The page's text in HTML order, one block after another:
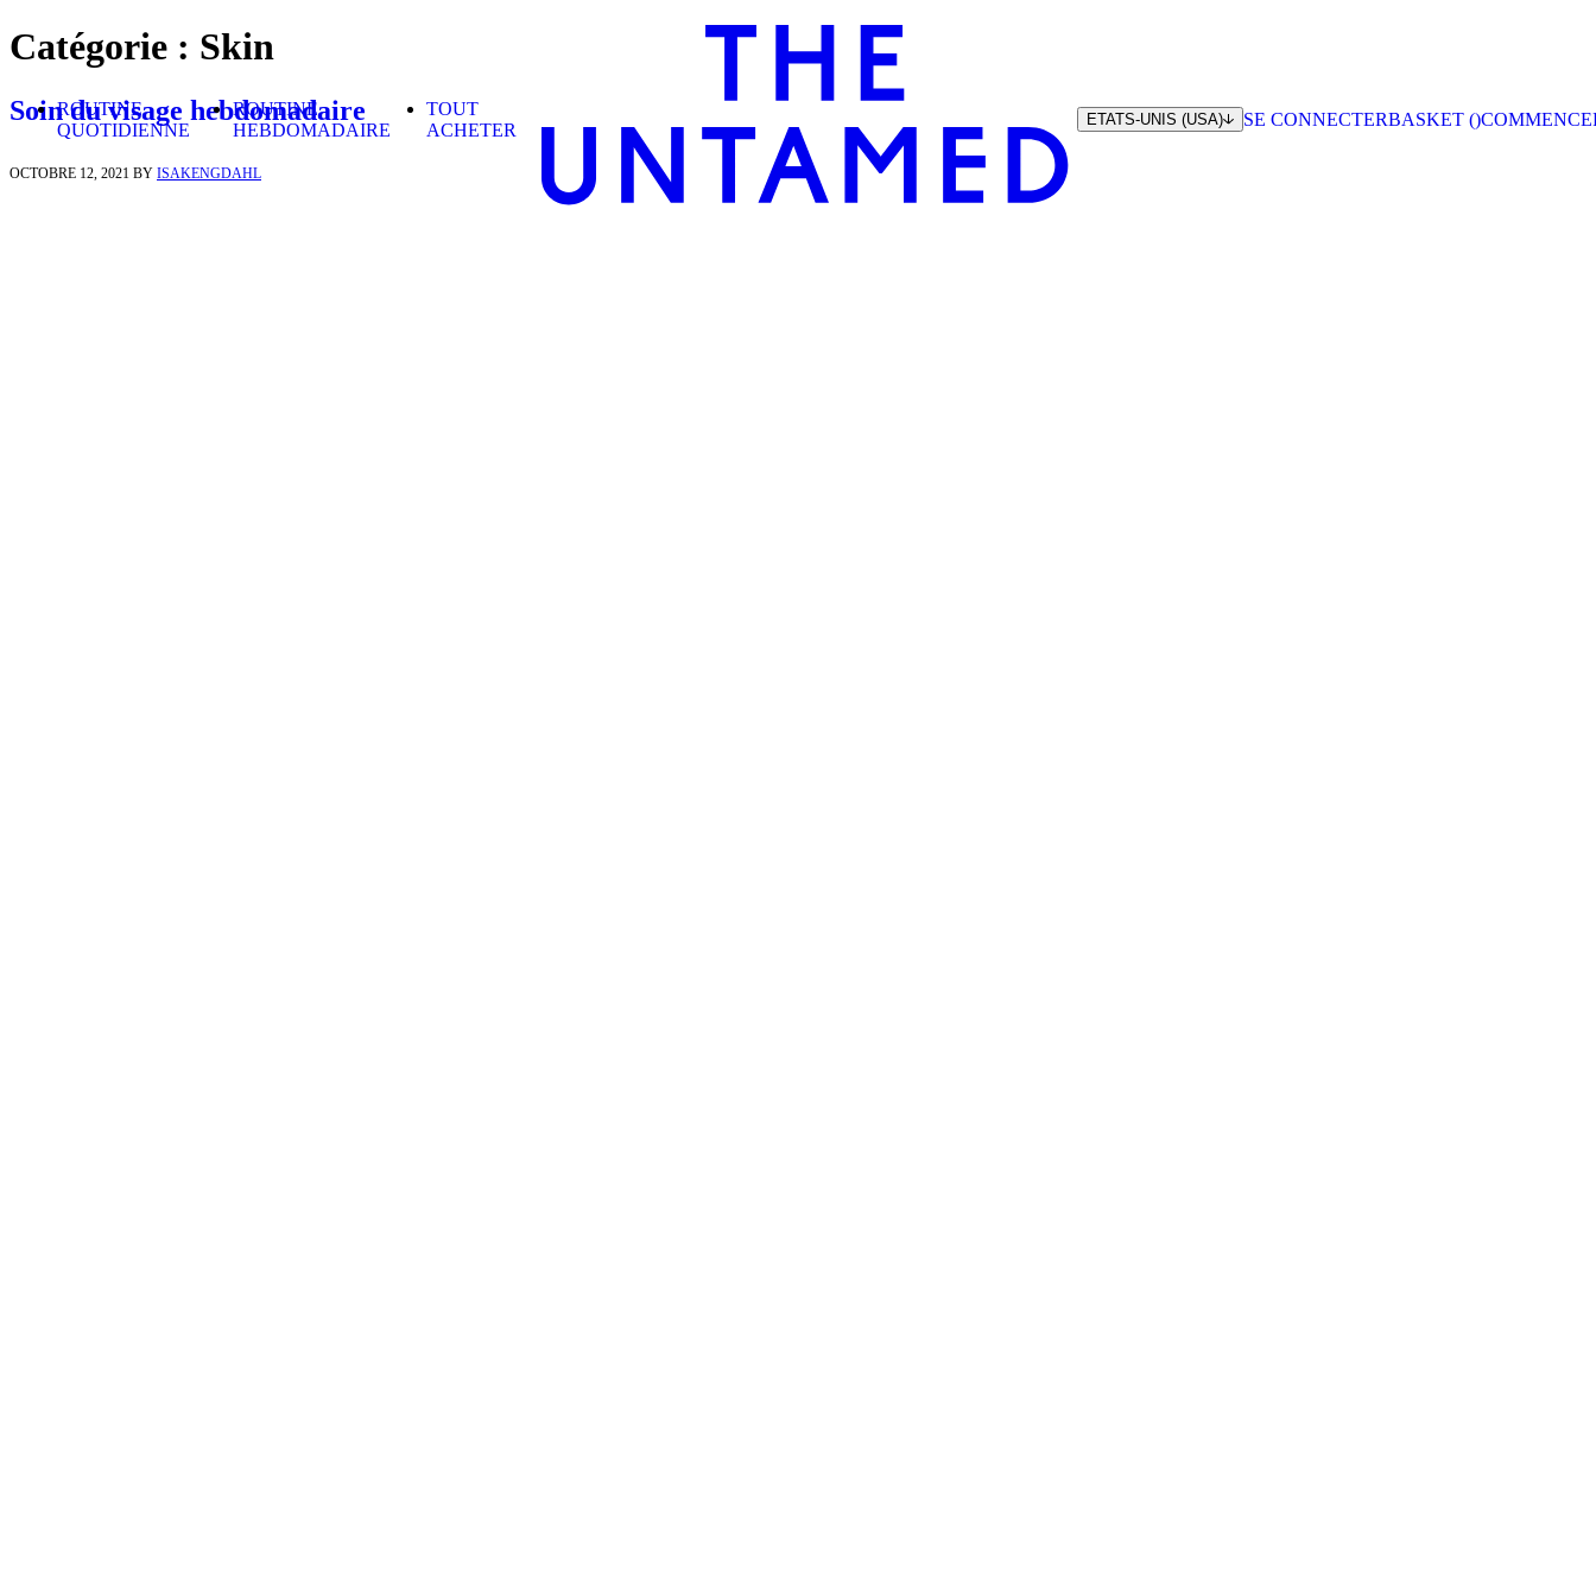
Skip to content
ROUTINE
QUOTIDIENNE
ROUTINE
HEBDOMADAIRE
TOUT
ACHETER
ETATS-UNIS (USA) SE CONNECTERBASKET ()
Catégorie : Skin
Soin du visage hebdomadaire
OCTOBRE 12, 2021 BY ISAKENGDAHL